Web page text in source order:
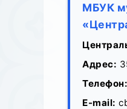
МБУК
Адрес:
Телефон:
E-mail: